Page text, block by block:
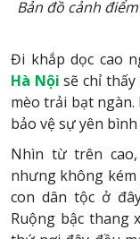
Bản đồ cảnh
Đi khắp dọc cao
Hà Nội sẽ chỉ
mèo trải bạt
bảo vệ sự yên
Nhìn từ trên
nhưng không kém
con dân tộc ở
Ruộng bậc thang